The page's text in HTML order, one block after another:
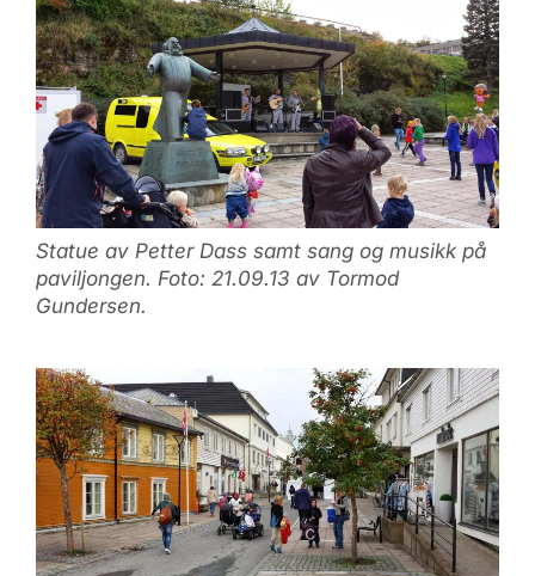
Statue av Petter Dass samt sang og musikk på
paviljongen. Foto: 21.09.13 av Tormod
Gundersen.